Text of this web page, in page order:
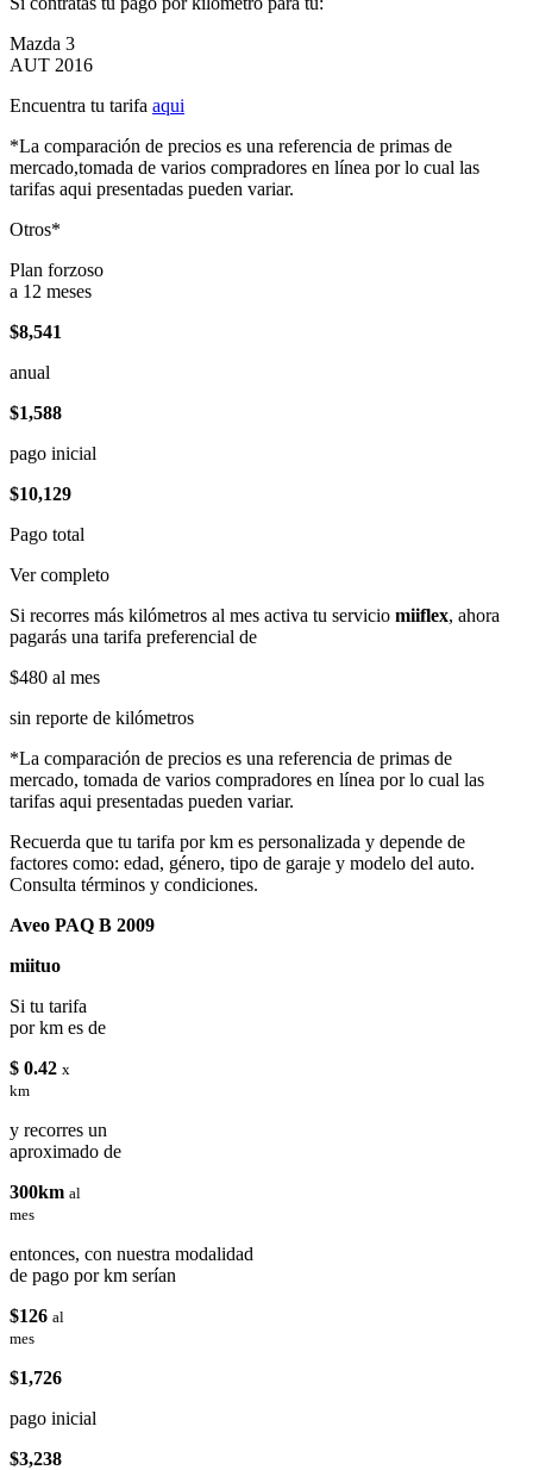
Mazda 3
AUT 2016
Encuentra tu tarifa aqui
*La comparación de precios es una referencia de primas de
mercado,tomada de varios compradores en línea por lo cual las
tarifas aqui presentadas pueden variar.
Otros*
Plan forzoso
a 12 meses
$8,541
anual
$1,588
pago inicial
$10,129
Pago total
Ver completo
Si recorres más kilómetros al mes activa tu servicio miiflex, ahora
pagarás una tarifa preferencial de
$480 al mes
sin reporte de kilómetros
*La comparación de precios es una referencia de primas de
mercado, tomada de varios compradores en línea por lo cual las
tarifas aqui presentadas pueden variar.
Recuerda que tu tarifa por km es personalizada y depende de
factores como: edad, género, tipo de garaje y modelo del auto.
Consulta términos y condiciones.
Aveo PAQ B 2009
miituo
Si tu tarifa
por km es de
$ 0.42 x
km
y recorres un
aproximado de
300km al
mes
entonces, con nuestra modalidad
de pago por km serían
$126 al
mes
$1,726
pago inicial
$3,238